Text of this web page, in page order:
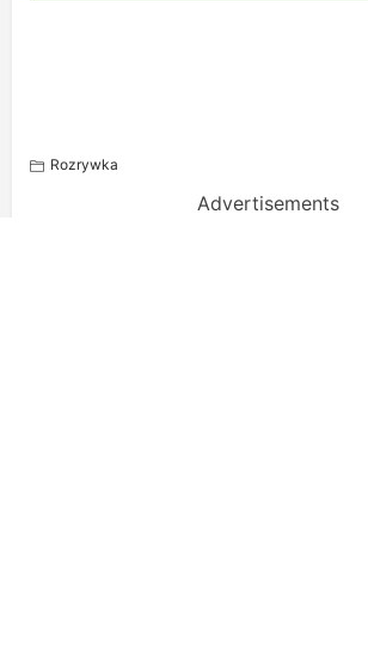
Rozrywka
Advertisements